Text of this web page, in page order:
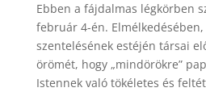
Ebben a fájdalmas légkörben
február 4-én.
szentelésének estéjén társai
örömét, hogy „mindörökre”
Istennek való tökéletes és